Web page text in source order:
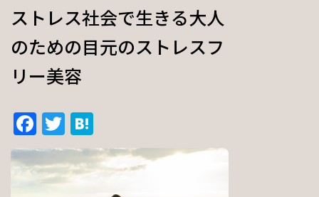
ストレス社会で生きる大人
のための目元のストレスフ
リー美容
Facebook
Twitter